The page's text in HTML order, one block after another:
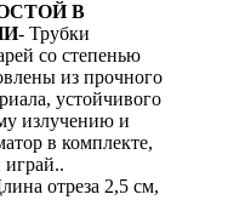
В
- Трубки
со степенью
из прочного
устойчивого
излучению и
в комплекте,
отреза 2,5 см,